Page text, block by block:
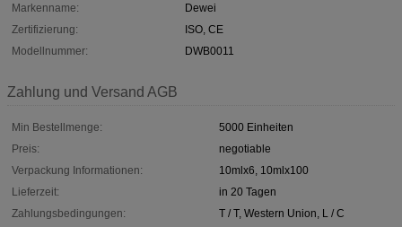
Markenname:
Dewei
Zertifizierung:
ISO, CE
Modellnummer:
DWB0011
Zahlung und Versand AGB
Min Bestellmenge:
5000 Einheiten
Preis:
negotiable
Verpackung Informationen:
10mlx6, 10mlx100
Lieferzeit:
in 20 Tagen
Zahlungsbedingungen:
T / T, Western Union, L / C